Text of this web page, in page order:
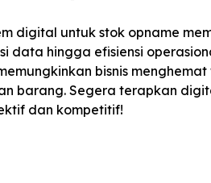
digital untuk stok opname
data hingga efisiensi
bisnis
barang. Segera terapkan
dan kompetitif!